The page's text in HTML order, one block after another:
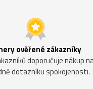
ověřené zákazníky
doporučuje nákup
dotazníku spokojenosti.